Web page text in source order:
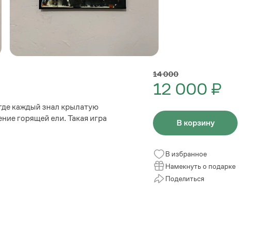
каждый знал крылатую
горящей ели. Такая игра
14 000
12 000 ₽
В корзину
В избранное
Намекнуть о подарке
Поделиться